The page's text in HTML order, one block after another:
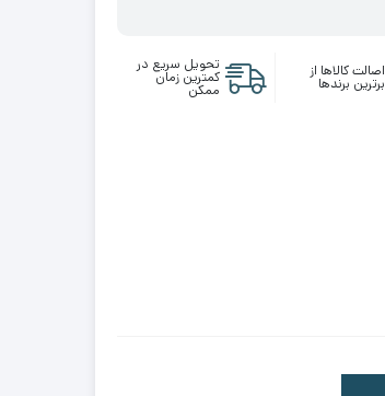
اصالت کالاها از
برترین برندها
تحویل سریع در
کمترین زمان
ممکن